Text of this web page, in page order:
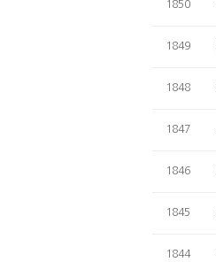
1850
1849
1848
1847
1846
1845
1844